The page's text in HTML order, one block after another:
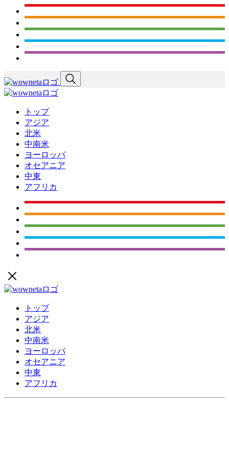
トップ
アジア
北米
中南米
ヨーロッパ
オセアニア
中東
アフリカ
トップ
アジア
北米
中南米
ヨーロッパ
オセアニア
中東
アフリカ